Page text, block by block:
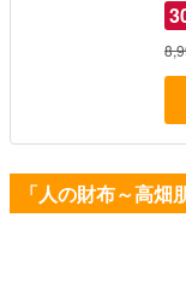
「人の財布～高